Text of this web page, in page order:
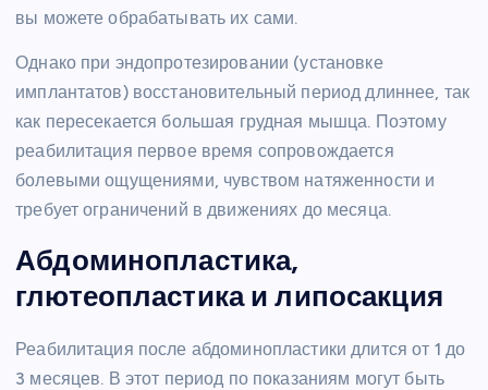
вы можете обрабатывать их сами.
Однако при эндопротезировании (установке
имплантатов) восстановительный период длиннее, так
как пересекается большая грудная мышца. Поэтому
реабилитация первое время сопровождается
болевыми ощущениями, чувством натяженности и
требует ограничений в движениях до месяца.
Абдоминопластика,
глютеопластика и липосакция
Реабилитация после абдоминопластики длится от 1 до
3 месяцев. В этот период по показаниям могут быть